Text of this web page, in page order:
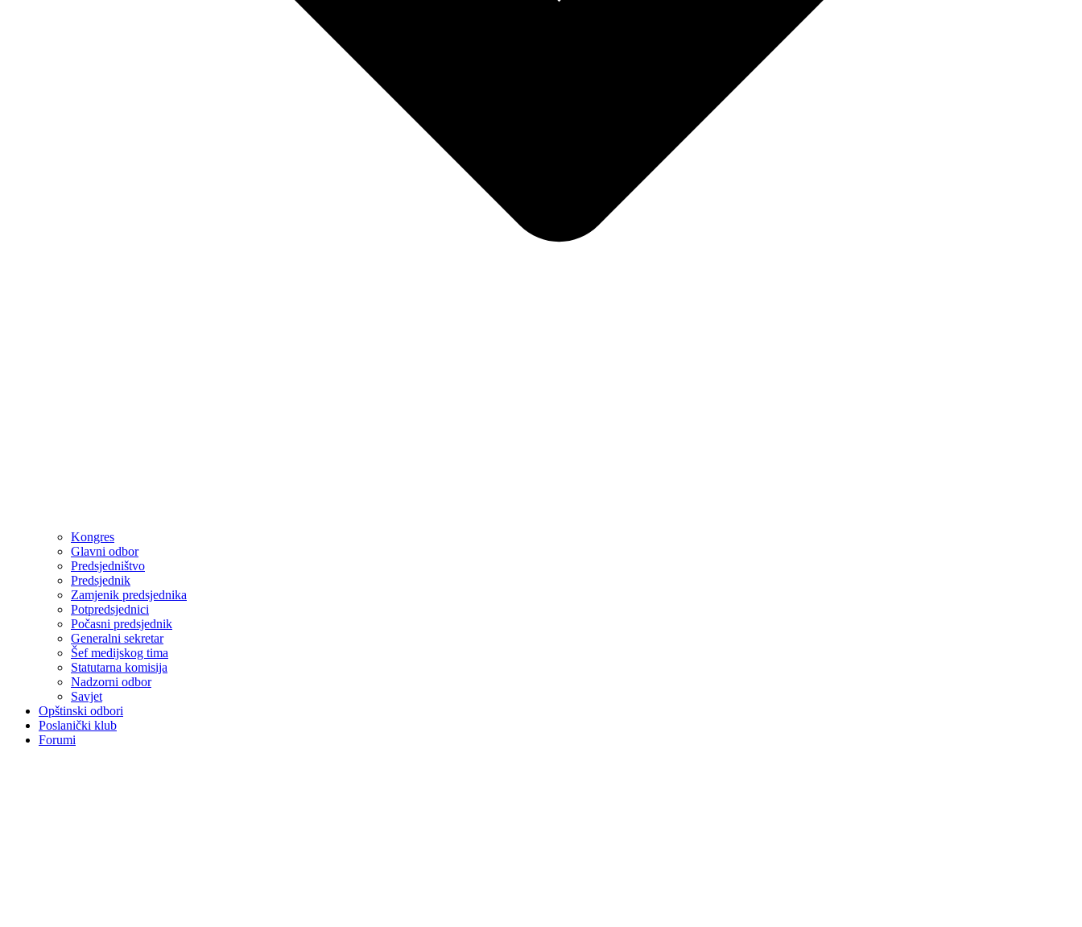
Kongres
Glavni odbor
Predsjedništvo
Predsjednik
Zamjenik predsjednika
Potpredsjednici
Počasni predsjednik
Generalni sekretar
Šef medijskog tima
Statutarna komisija
Nadzorni odbor
Savjet
Opštinski odbori
Poslanički klub
Forumi